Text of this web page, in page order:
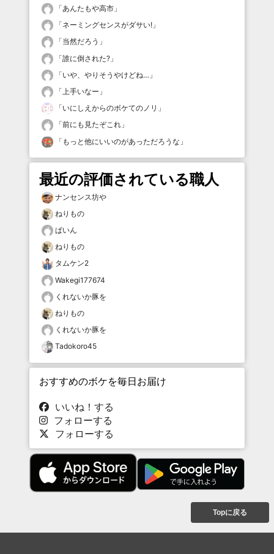
「あんたもや高市 」
「ネーミングセンスがダサい! 」
「当然だろう 」
「誰に倒された? 」
「いや、やりそうやけどね… 」
「 上手いなー 」
「いにしえからのボケてのノリ 」
「前にも見たぞこれ 」
「 もっと他にいいのがあっただろうな 」
最近の評価されている職人
ナンセンス坊や
ねりもの
ぱいん
ねりもの
タムケン2
Wakegi177674
くれないか豚を
ねりもの
くれないか豚を
Tadokoro45
おすすめのボケを毎日お届け
いいね！する
フォローする
フォローする
Topに戻る